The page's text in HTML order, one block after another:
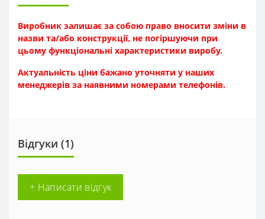
Виробник залишає за собою право вносити зміни в
назви та/або конструкції, не погіршуючи при
цьому функціональні характеристики виробу.
Актуальність ціни бажано уточняти у наших
менеджерів за наявними номерами телефонів.
Відгуки (1)
+ Написати відгук